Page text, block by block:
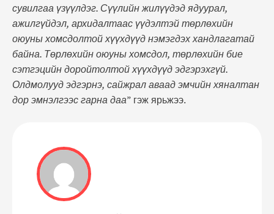
сувилгаа үзүүлдэг. Сүүлийн жилүүдэд ядуурал,
ажилгүйдэл, архидалтаас үүдэлтэй төрлөхийн
оюуны хомсдолтой хүүхдүүд нэмэгдэх хандлагатай
байна. Төрлөхийн оюуны хомсдол, төрлөхийн бие
сэтгэцийн доройтолтой хүүхдүүд эдгэрэхгүй.
Олдмолууд эдгэрнэ, сайжрал аваад эмчийн хяналтан
дор эмнэлгээс гарна даа” гэж ярьжээ.